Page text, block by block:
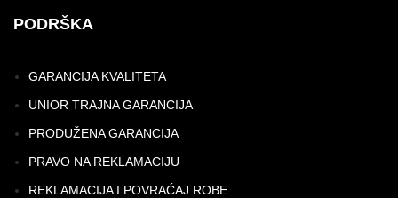
PODRŠKA
GARANCIJA KVALITETA
UNIOR TRAJNA GARANCIJA
PRODUŽENA GARANCIJA
PRAVO NA REKLAMACIJU
REKLAMACIJA I POVRAĆAJ ROBE